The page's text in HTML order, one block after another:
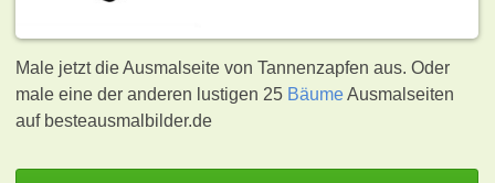
Male jetzt die Ausmalseite von Tannenzapfen aus. Oder
male eine der anderen lustigen 25 BäumeAusmalseiten
auf besteausmalbilder.de